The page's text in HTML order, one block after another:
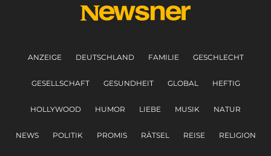
ANZEIGE DEUTSCHLAND FAMILIE GESCHLECHT
GESELLSCHAFT GESUNDHEIT GLOBAL HEFTIG
HOLLYWOOD HUMOR LIEBE MUSIK NATUR
NEWS POLITIK PROMIS RÄTSEL REISE RELIGION